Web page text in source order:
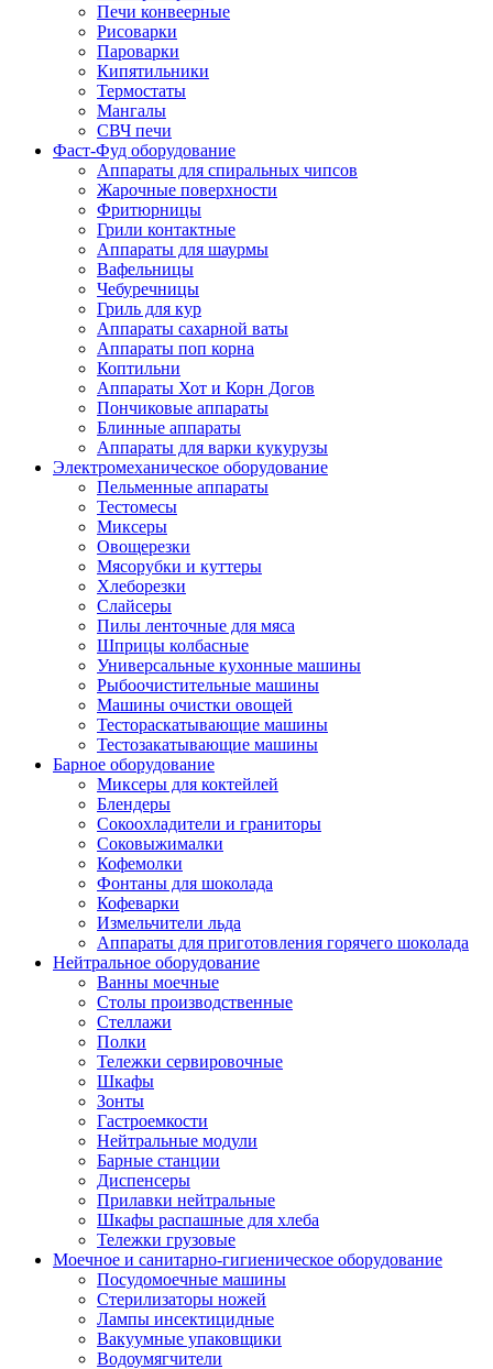
Печи конвеерные
Рисоварки
Пароварки
Кипятильники
Термостаты
Мангалы
СВЧ печи
Фаст-Фуд оборудование
Аппараты для спиральных чипсов
Жарочные поверхности
Фритюрницы
Грили контактные
Аппараты для шаурмы
Вафельницы
Чебуречницы
Гриль для кур
Аппараты сахарной ваты
Аппараты поп корна
Коптильни
Аппараты Хот и Корн Догов
Пончиковые аппараты
Блинные аппараты
Аппараты для варки кукурузы
Электромеханическое оборудование
Пельменные аппараты
Тестомесы
Миксеры
Овощерезки
Мясорубки и куттеры
Хлеборезки
Слайсеры
Пилы ленточные для мяса
Шприцы колбасные
Универсальные кухонные машины
Рыбоочистительные машины
Машины очистки овощей
Тестораскатывающие машины
Тестозакатывающие машины
Барное оборудование
Миксеры для коктейлей
Блендеры
Сокоохладители и граниторы
Соковыжималки
Кофемолки
Фонтаны для шоколада
Кофеварки
Измельчители льда
Аппараты для приготовления горячего шоколада
Нейтральное оборудование
Ванны моечные
Столы производственные
Стеллажи
Полки
Тележки сервировочные
Шкафы
Зонты
Гастроемкости
Нейтральные модули
Барные станции
Диспенсеры
Прилавки нейтральные
Шкафы распашные для хлеба
Тележки грузовые
Моечное и санитарно-гигиеническое оборудование
Посудомоечные машины
Стерилизаторы ножей
Лампы инсектицидные
Вакуумные упаковщики
Водоумягчители